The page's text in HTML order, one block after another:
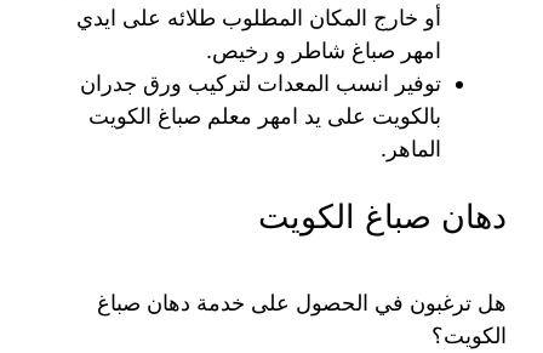
أو خارج المكان المطلوب طلائه على ايدي
امهر صباغ شاطر و رخيص.
توفير انسب المعدات لتركيب ورق جدران
بالكويت على يد امهر معلم صباغ الكويت
الماهر.
دهان صباغ الكويت
هل ترغبون في الحصول على خدمة دهان صباغ
الكويت؟